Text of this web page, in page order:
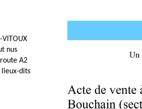
VITOUX
nus
A2
lieux-dits